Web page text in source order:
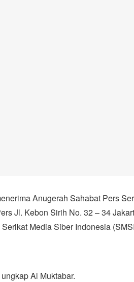
Anugerah Sahabat Pers
Jl. Kebon Sirih No. 32 – 34
Media Siber Indonesia
Al Muktabar.